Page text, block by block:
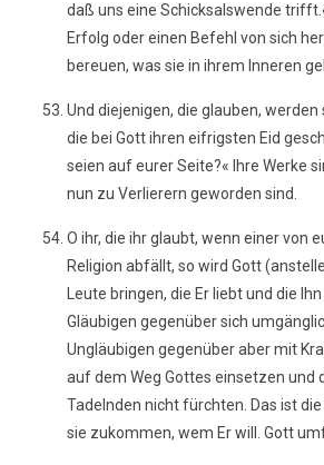
daß uns eine Schicksalswende
Erfolg oder einen Befehl von sich
bereuen, was sie in ihrem Inneren
Und diejenigen, die glauben, werden
die bei Gott ihren eifrigsten Eid
seien auf eurer Seite?« Ihre Werke
nun zu Verlierern geworden sind.
O ihr, die ihr glaubt, wenn einer von
Religion abfällt, so wird Gott
Leute bringen, die Er liebt und die
Gläubigen gegenüber sich
Ungläubigen gegenüber aber mit
auf dem Weg Gottes einsetzen und
Tadelnden nicht fürchten. Das ist
sie zukommen, wem Er will. Gott